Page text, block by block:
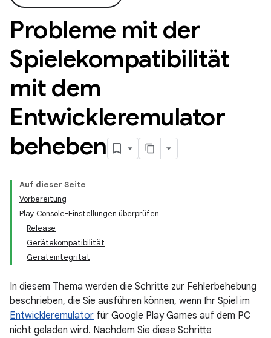
Probleme mit der
Spielekompatibilität
mit dem
Entwickleremulator
beheben
Auf dieser Seite
Vorbereitung
Play Console-Einstellungen überprüfen
Release
Gerätekompatibilität
Geräteintegrität
In diesem Thema werden die Schritte zur Fehlerbehebung
beschrieben, die Sie ausführen können, wenn Ihr Spiel im
Entwickleremulator für Google Play Games auf dem PC
nicht geladen wird. Nachdem Sie diese Schritte